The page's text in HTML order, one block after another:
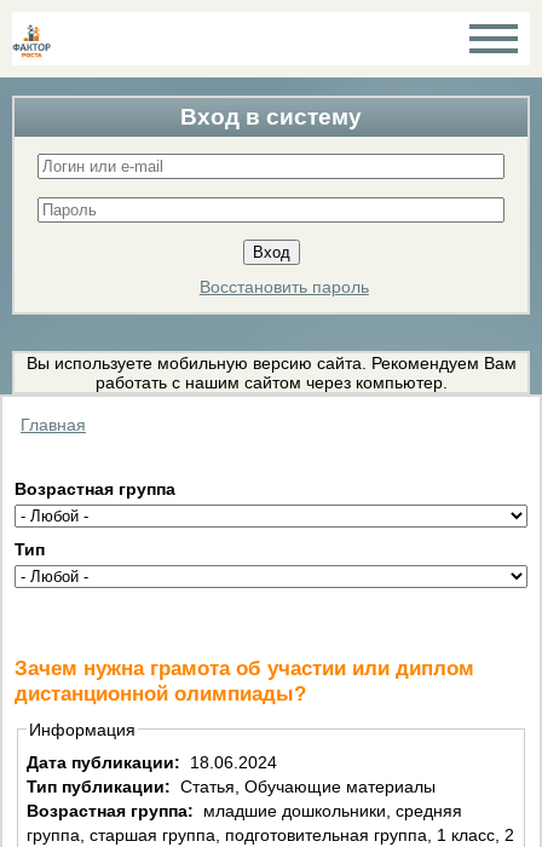
Вход в систему
Восстановить пароль
Вы используете мобильную версию сайта. Рекомендуем Вам
работать с нашим сайтом через компьютер.
Главная
Возрастная группа
Тип
Зачем нужна грамота об участии или диплом
дистанционной олимпиады?
Информация
Дата публикации:
18.06.2024
Тип публикации: Статья, Обучающие материалы
Возрастная группа:
группа, старшая группа, подготовительная группа, 1 класс, 2